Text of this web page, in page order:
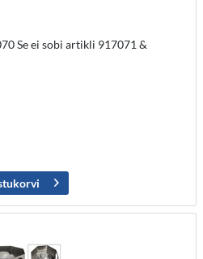
Se ei sobi artikli 917071 &